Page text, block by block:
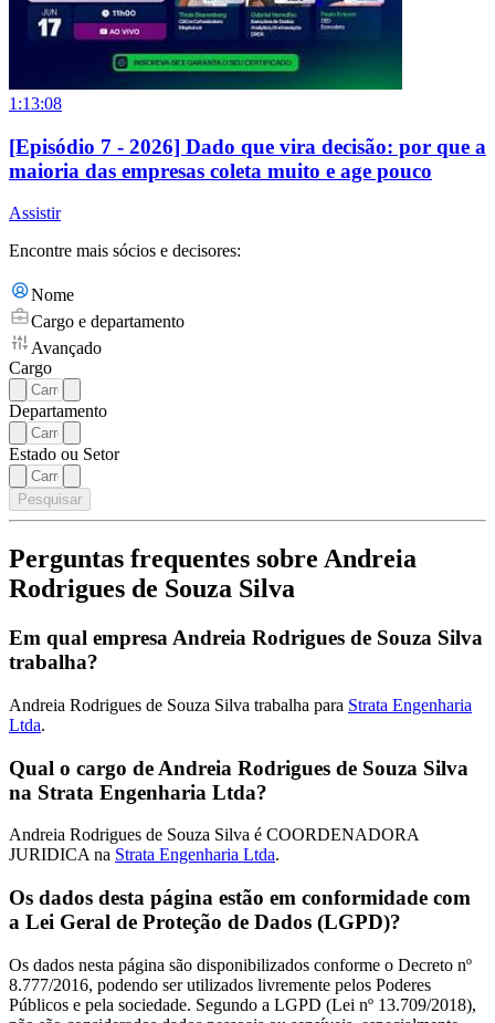
1:13:08
[Episódio 7 - 2026] Dado que vira decisão: por que a
maioria das empresas coleta muito e age pouco
Assistir
Encontre mais sócios e decisores:
Nome
Cargo e departamento
Avançado
Cargo
Departamento
Estado ou Setor
Pesquisar
Perguntas frequentes sobre Andreia
Rodrigues de Souza Silva
Em qual empresa Andreia Rodrigues de Souza Silva
trabalha?
Andreia Rodrigues de Souza Silva trabalha para Strata Engenharia
Ltda.
Qual o cargo de Andreia Rodrigues de Souza Silva
na Strata Engenharia Ltda?
Andreia Rodrigues de Souza Silva é COORDENADORA
JURIDICA na Strata Engenharia Ltda.
Os dados desta página estão em conformidade com
a Lei Geral de Proteção de Dados (LGPD)?
Os dados nesta página são disponibilizados conforme o Decreto nº
8.777/2016, podendo ser utilizados livremente pelos Poderes
Públicos e pela sociedade. Segundo a LGPD (Lei nº 13.709/2018),